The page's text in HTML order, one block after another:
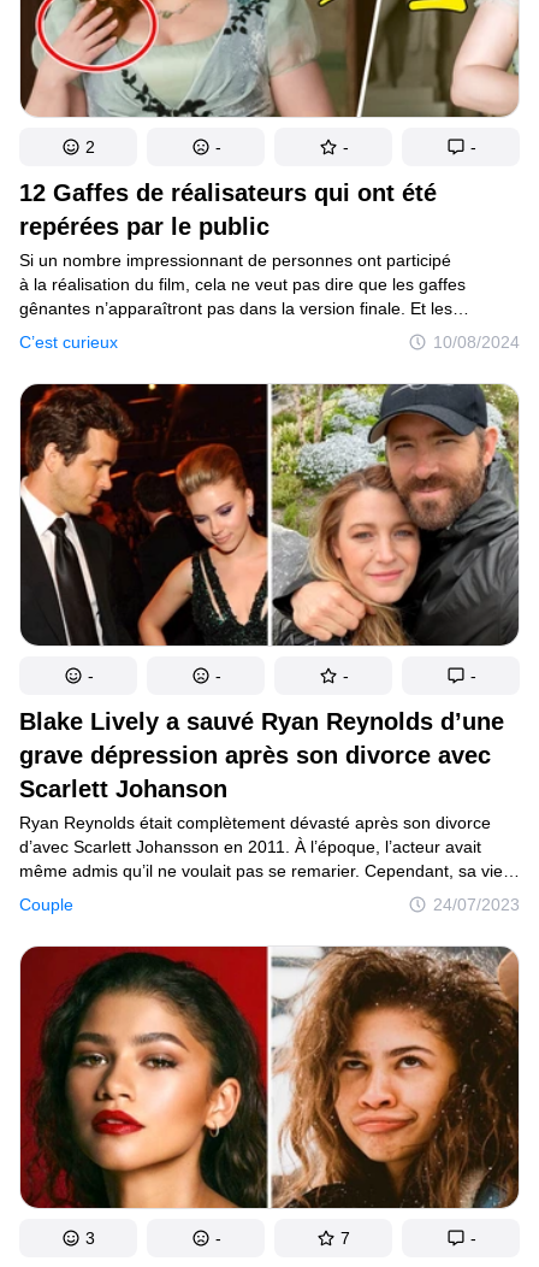
12 Gaffes de réalisateurs qui ont été
repérées par le public
C’est curieux 10/08/2024
Si un nombre impressionnant de personnes ont participé
à la réalisation du film, cela ne veut pas dire que les gaffes
gênantes n’apparaîtront pas dans la version finale. Et les
cinéphiles sont des gens attentifs. Ils ne manqueront pas
la moindre erreur. Par exemple, ils peuvent même vérifier la date
de péremption du produit montré dans le cadre, puis accuser les
réalisateurs d’avoir nourri le héros avec cette substance
désagréable.
2 - - -
Blake Lively a sauvé Ryan Reynolds d’une
grave dépression après son divorce avec
Scarlett Johanson
Couple 24/07/2023
Ryan Reynolds était complètement dévasté après son divorce
d’avec Scarlett Johansson en 2011. À l’époque, l’acteur avait
même admis qu’il ne voulait pas se remarier. Cependant, sa vie
a été transformée après sa rencontre avec Blake Lively, qui
a guéri son cœur brisé et lui a donné une raison de croire
à nouveau en l’amour.
- - - -
3 - 7 -